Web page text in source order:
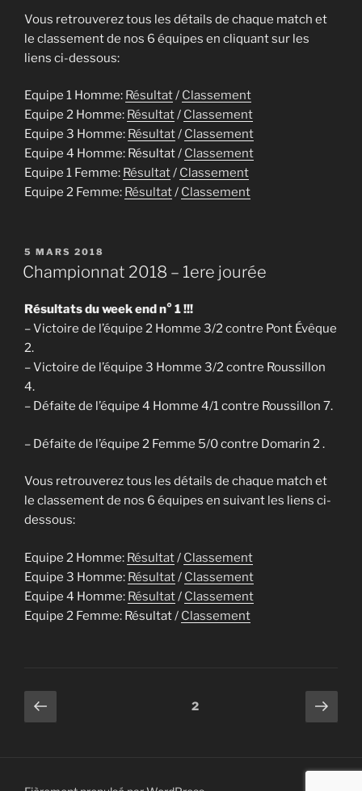
Vous retrouverez tous les détails de chaque match et
le classement de nos 6 équipes en cliquant sur les
liens ci-dessous:
Equipe 1 Homme: Résultat/ Classement
Equipe 2 Homme: Résultat/ Classement
Equipe 3 Homme: Résultat/ Classement
Equipe 4 Homme: Résultat / Classement
Equipe 1 Femme: Résultat/ Classement
Equipe 2 Femme: Résultat/ Classement
PUBLIÉ
LE
5 MARS 2018
Championnat 2018 – 1ere jourée
Résultats du week end n° 1 !!!
– Victoire de l’équipe 2 Homme 3/2 contre Pont Évêque
2.
– Victoire de l’équipe 3 Homme 3/2 contre Roussillon
4.
– Défaite de l’équipe 4 Homme 4/1 contre Roussillon 7.
– Défaite de l’équipe 2 Femme 5/0 contre Domarin 2 .
Vous retrouverez tous les détails de chaque match et
le classement de nos 6 équipes en suivant les liens ci-
dessous:
Equipe 2 Homme: Résultat/ Classement
Equipe 3 Homme: Résultat/ Classement
Equipe 4 Homme: Résultat/ Classement
Equipe 2 Femme: Résultat / Classement
Pagination
des
Page
précédente
Page2
Page